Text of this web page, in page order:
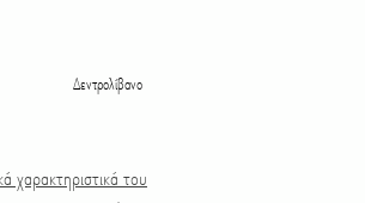
Δεντρολίβανο
χαρακτηριστικά του